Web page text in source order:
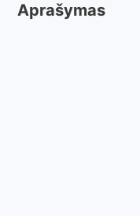
Aprašymas